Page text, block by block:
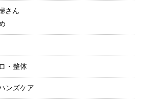
さん
・整体
ンズケア